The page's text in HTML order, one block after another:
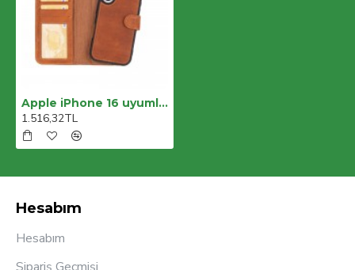
Apple iPhone 16 uyumlu, Hakiki Deri, El Yapımı, Cüzdanlı Kılıf, Karamel
1.516,32TL
Hesabım
Hesabım